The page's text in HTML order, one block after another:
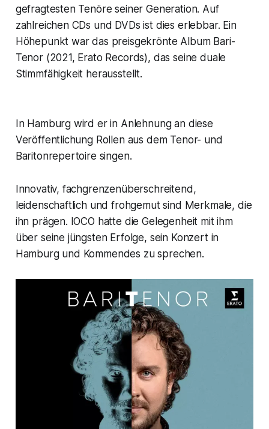
gefragtesten Tenöre seiner Generation. Auf
zahlreichen CDs und DVDs ist dies erlebbar. Ein
Höhepunkt war das preisgekrönte Album Bari-
Tenor (2021, Erato Records), das seine duale
Stimmfähigkeit herausstellt.
In Hamburg wird er in Anlehnung an diese
Veröffentlichung Rollen aus dem Tenor- und
Baritonrepertoire singen.
Innovativ, fachgrenzenüberschreitend,
leidenschaftlich und frohgemut sind Merkmale, die
ihn prägen. IOCO hatte die Gelegenheit mit ihm
über seine jüngsten Erfolge, sein Konzert in
Hamburg und Kommendes zu sprechen.